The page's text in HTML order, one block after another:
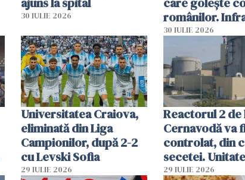
30 IULIE 2026
românilor.
folosesc
Ghișeul.ro și
Române
30 IULIE 2026
Universitatea Craiova,
eliminată din Liga
Campionilor, după 2-2
cu Levski Sofia
29 IULIE 2026
Reactorul 2 de
Cernavodă va
controlat, din
secetei.
deja oprită
29 IULIE 2026